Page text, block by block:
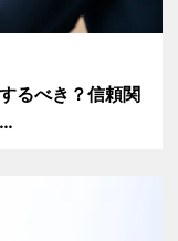
るべき？信頼関